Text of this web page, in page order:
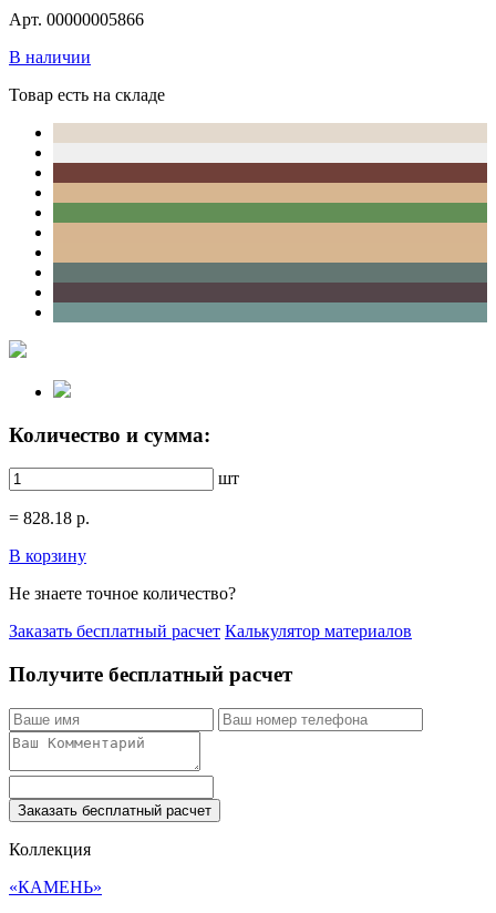
Арт. 00000005866
В наличии
Товар есть на складе
Количество и сумма:
шт
= 828.18 р.
В корзину
Не знаете точное количество?
Заказать бесплатный расчет Калькулятор материалов
Получите бесплатный расчет
Заказать бесплатный расчет
Коллекция
«КАМЕНЬ»